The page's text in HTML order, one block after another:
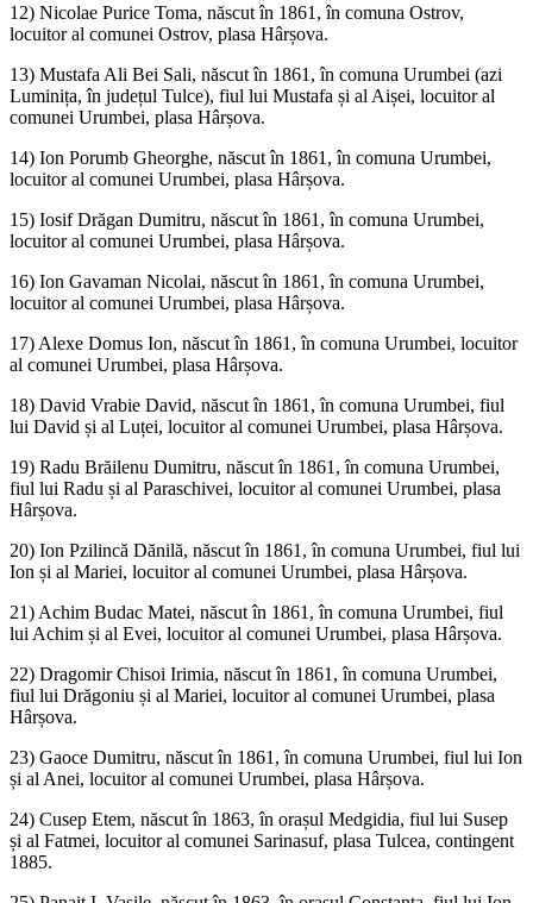
12) Nicolae Purice Toma, născut în 1861, în comuna Ostrov,
locuitor al comunei Ostrov, plasa Hârșova.
13) Mustafa Ali Bei Sali, născut în 1861, în comuna Urumbei (azi
Luminița, în județul Tulce), fiul lui Mustafa și al Aișei, locuitor al
comunei Urumbei, plasa Hârșova.
14) Ion Porumb Gheorghe, născut în 1861, în comuna Urumbei,
locuitor al comunei Urumbei, plasa Hârșova.
15) Iosif Drăgan Dumitru, născut în 1861, în comuna Urumbei,
locuitor al comunei Urumbei, plasa Hârșova.
16) Ion Gavaman Nicolai, născut în 1861, în comuna Urumbei,
locuitor al comunei Urumbei, plasa Hârșova.
17) Alexe Domus Ion, născut în 1861, în comuna Urumbei, locuitor
al comunei Urumbei, plasa Hârșova.
18) David Vrabie David, născut în 1861, în comuna Urumbei, fiul
lui David și al Luței, locuitor al comunei Urumbei, plasa Hârșova.
19) Radu Brăilenu Dumitru, născut în 1861, în comuna Urumbei,
fiul lui Radu și al Paraschivei, locuitor al comunei Urumbei, plasa
Hârșova.
20) Ion Pzilincă Dănilă, născut în 1861, în comuna Urumbei, fiul lui
Ion și al Mariei, locuitor al comunei Urumbei, plasa Hârșova.
21) Achim Budac Matei, născut în 1861, în comuna Urumbei, fiul
lui Achim și al Evei, locuitor al comunei Urumbei, plasa Hârșova.
22) Dragomir Chisoi Irimia, născut în 1861, în comuna Urumbei,
fiul lui Drăgoniu și al Mariei, locuitor al comunei Urumbei, plasa
Hârșova.
23) Gaoce Dumitru, născut în 1861, în comuna Urumbei, fiul lui Ion
și al Anei, locuitor al comunei Urumbei, plasa Hârșova.
24) Cusep Etem, născut în 1863, în orașul Medgidia, fiul lui Susep
și al Fatmei, locuitor al comunei Sarinasuf, plasa Tulcea, contingent
1885.